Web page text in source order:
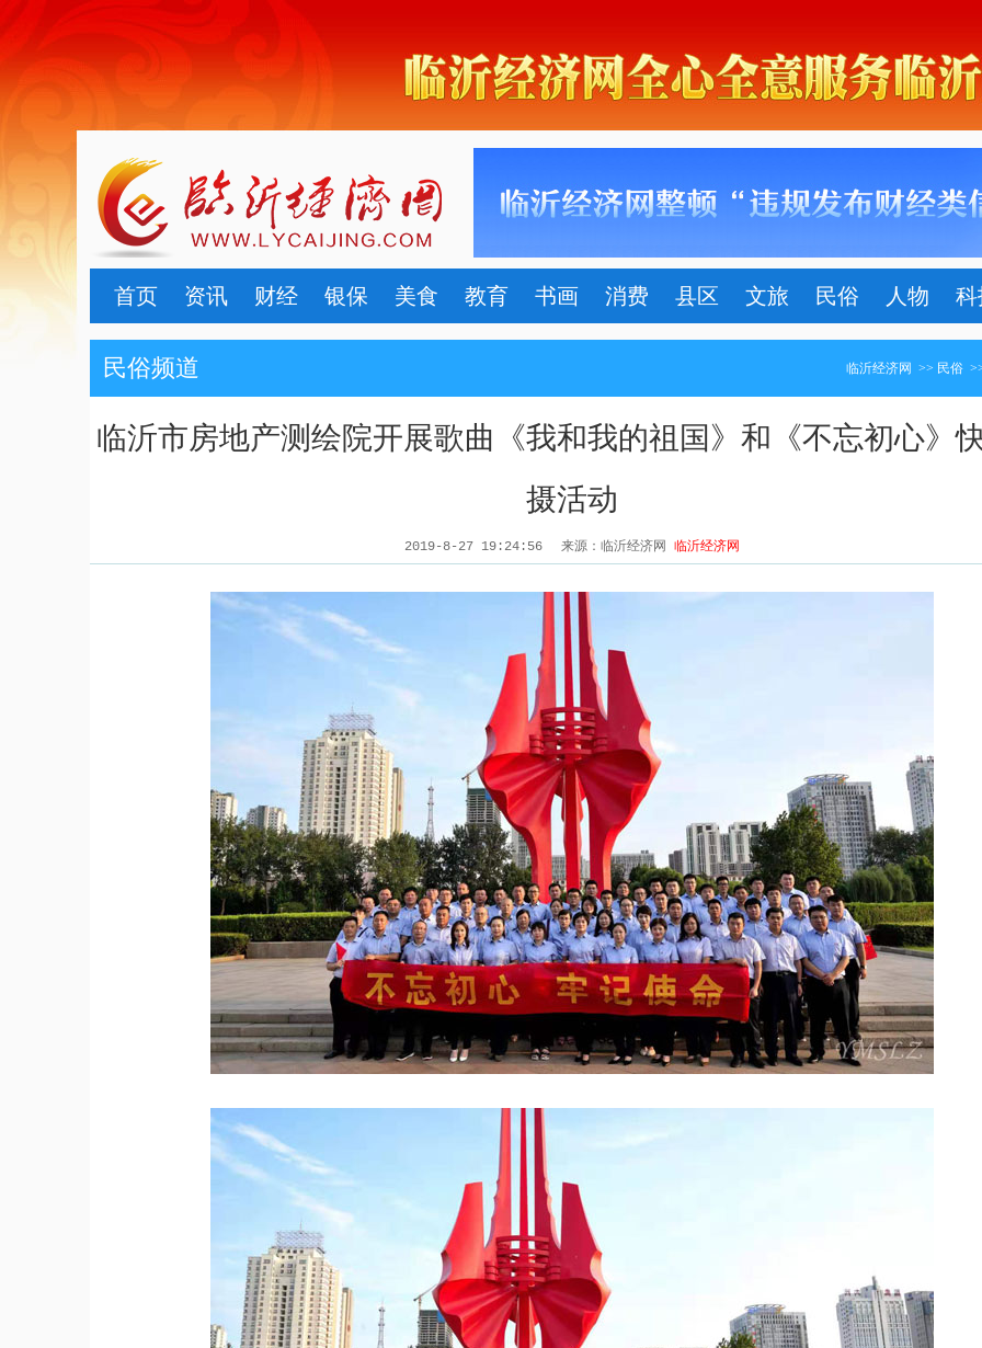
首页 资讯 财经 银保 美食 教育 书画 消费 县区 文旅 民俗 人物 科
临沂经济网 >> 民俗
民俗频道
临沂市房地产测绘院开展歌曲《我和我的祖国》和《不忘初心》
摄活动
2019-8-27 19:24:56 来源：临沂经济网 临沂经济网